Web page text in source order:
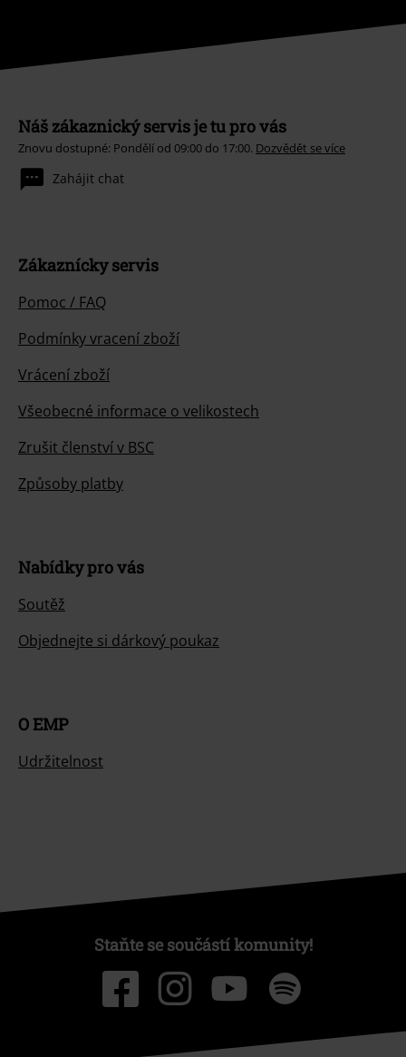
Náš zákaznický servis je tu pro vás
Znovu dostupné: Pondělí od 09:00 do 17:00. Dozvědět se více
Zahájit chat
Zákaznícky servis
Pomoc / FAQ
Podmínky vracení zboží
Vrácení zboží
Všeobecné informace o velikostech
Zrušit členství v BSC
Způsoby platby
Nabídky pro vás
Soutěž
Objednejte si dárkový poukaz
O EMP
Udržitelnost
Staňte se součástí komunity!